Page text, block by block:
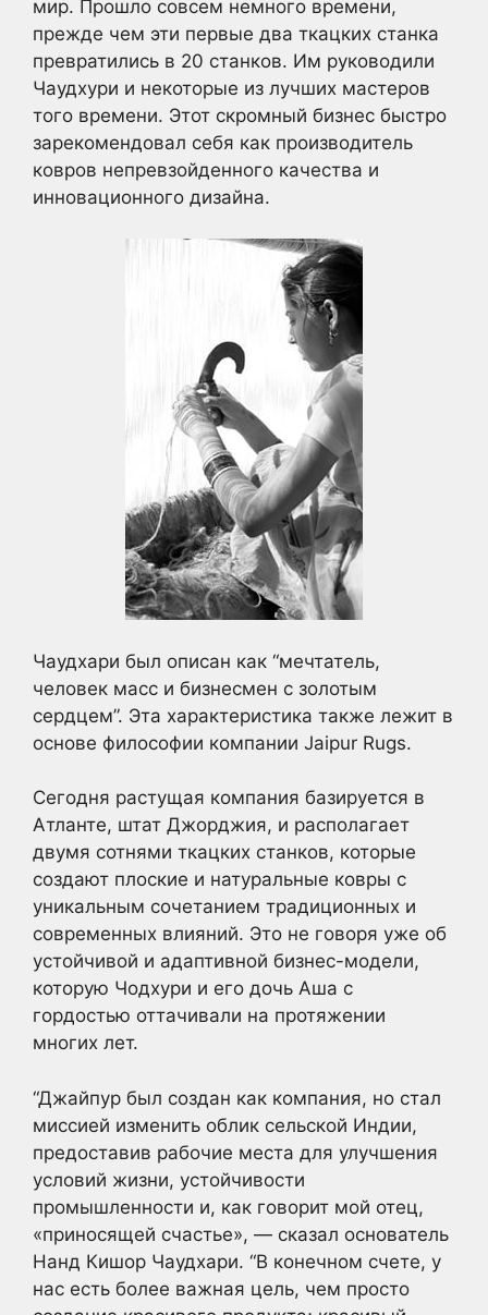
мир. Прошло совсем немного времени,
прежде чем эти первые два ткацких станка
превратились в 20 станков. Им руководили
Чаудхури и некоторые из лучших мастеров
того времени. Этот скромный бизнес быстро
зарекомендовал себя как производитель
ковров непревзойденного качества и
инновационного дизайна.
Чаудхари был описан как “мечтатель,
человек масс и бизнесмен с золотым
сердцем”. Эта характеристика также лежит в
основе философии компании Jaipur Rugs.
Сегодня растущая компания базируется в
Атланте, штат Джорджия, и располагает
двумя сотнями ткацких станков, которые
создают плоские и натуральные ковры с
уникальным сочетанием традиционных и
современных влияний. Это не говоря уже об
устойчивой и адаптивной бизнес-модели,
которую Чодхури и его дочь Аша с
гордостью оттачивали на протяжении
многих лет.
“Джайпур был создан как компания, но стал
миссией изменить облик сельской Индии,
предоставив рабочие места для улучшения
условий жизни, устойчивости
промышленности и, как говорит мой отец,
«приносящей счастье», — сказал основатель
Нанд Кишор Чаудхари. “В конечном счете, у
нас есть более важная цель, чем просто